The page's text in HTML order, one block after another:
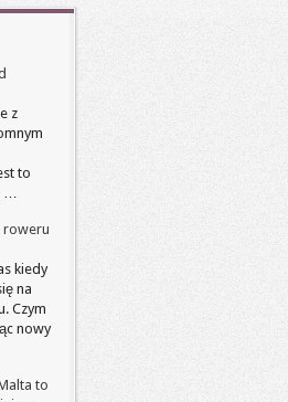
z
to
…
roweru
kiedy
na
Czym
nowy
to